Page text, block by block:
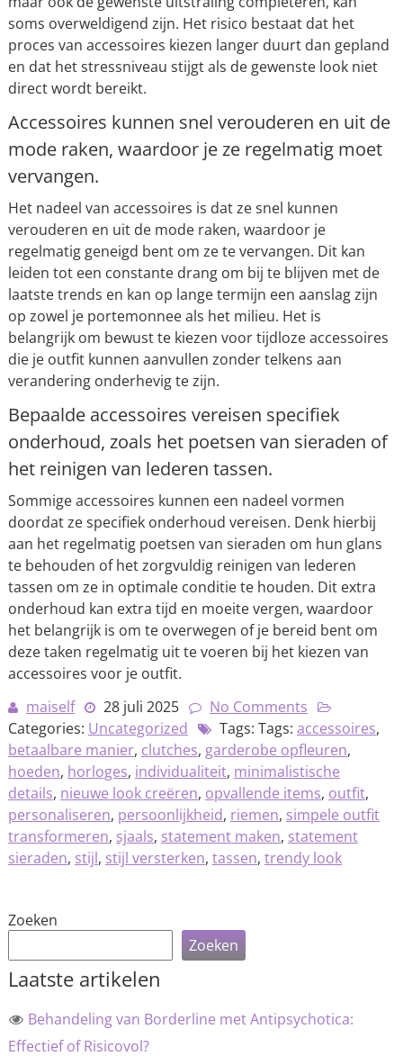
soms overweldigend zijn. Het risico bestaat dat het
proces van accessoires kiezen langer duurt dan gepland
en dat het stressniveau stijgt als de gewenste look niet
direct wordt bereikt.
Accessoires kunnen snel verouderen en uit de
mode raken, waardoor je ze regelmatig moet
vervangen.
Het nadeel van accessoires is dat ze snel kunnen
verouderen en uit de mode raken, waardoor je
regelmatig geneigd bent om ze te vervangen. Dit kan
leiden tot een constante drang om bij te blijven met de
laatste trends en kan op lange termijn een aanslag zijn
op zowel je portemonnee als het milieu. Het is
belangrijk om bewust te kiezen voor tijdloze accessoires
die je outfit kunnen aanvullen zonder telkens aan
verandering onderhevig te zijn.
Bepaalde accessoires vereisen specifiek
onderhoud, zoals het poetsen van sieraden of
het reinigen van lederen tassen.
Sommige accessoires kunnen een nadeel vormen
doordat ze specifiek onderhoud vereisen. Denk hierbij
aan het regelmatig poetsen van sieraden om hun glans
te behouden of het zorgvuldig reinigen van lederen
tassen om ze in optimale conditie te houden. Dit extra
onderhoud kan extra tijd en moeite vergen, waardoor
het belangrijk is om te overwegen of je bereid bent om
deze taken regelmatig uit te voeren bij het kiezen van
accessoires voor je outfit.
maiself
28 juli 2025
No Comments
Categories: Uncategorized Tags: Tags: accessoires,
betaalbare manier, clutches, garderobe opfleuren,
hoeden, horloges, individualiteit, minimalistische
details, nieuwe look creëren, opvallende items, outfit,
personaliseren, persoonlijkheid, riemen, simpele outfit
transformeren, sjaals, statement maken, statement
sieraden, stijl, stijl versterken, tassen, trendy look
Zoeken
Zoeken
Laatste artikelen
Behandeling van Borderline met Antipsychotica:
Effectief of Risicovol?